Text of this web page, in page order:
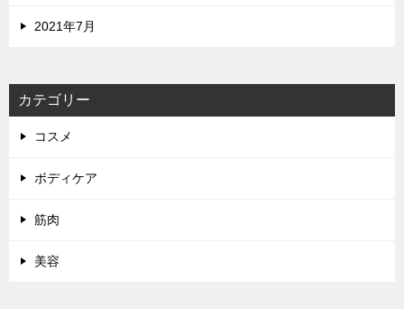
2021年7月
カテゴリー
コスメ
ボディケア
筋肉
美容